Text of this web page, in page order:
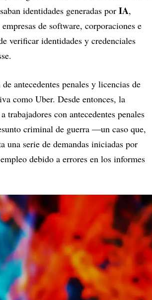
identidades generadas por IA,
de software, corporaciones e
verificar identidades y credenciales
antecedentes penales y licencias de
como Uber. Desde entonces, la
con antecedentes penales
criminal de guerra —un caso que,
una serie de demandas iniciadas por
debido a errores en los informes